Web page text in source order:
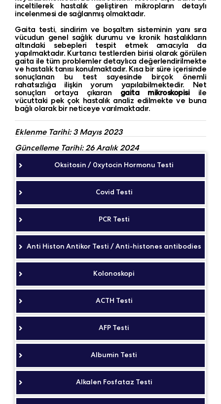
inceltilerek hastalık geliştiren mikropların detaylı
incelenmesi de sağlanmış olmaktadır.
Gaita testi, sindirim ve boşaltım sisteminin yanı sıra
vücudun genel sağlık durumu ve kronik hastalıkların
altındaki sebepleri tespit etmek amacıyla da
yapılmaktadır. Kurtarıcı testlerden birisi olarak görülen
gaita ile tüm problemler detaylıca değerlendirilmekte
ve hastalık tanısı konulmaktadır. Kısa bir süre içerisinde
sonuçlanan bu test sayesinde birçok önemli
rahatsızlığa ilişkin yorum yapılabilmektedir. Net
sonuçları ortaya çıkaran gaita mikroskopisiile
vücuttaki pek çok hastalık analiz edilmekte ve buna
bağlı olarak bir neticeye varılmaktadır.
Eklenme Tarihi: 3 Mayıs 2023
Güncelleme Tarihi: 26 Aralık 2024
Oksitosin / 0xytocin Hormonu Testi
Covid Testi
PCR Testi
Anti Histon Antikor Testi / Anti-histones antibodies
Kolonoskopi
ACTH Testi
AFP Testi
Albumin Testi
Alkalen Fosfataz Testi